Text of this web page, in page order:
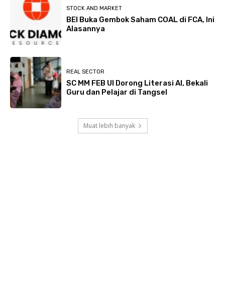
STOCK AND MARKET
BEI Buka Gembok Saham COAL di FCA, Ini
Alasannya
REAL SECTOR
SC MM FEB UI Dorong Literasi AI, Bekali
Guru dan Pelajar di Tangsel
Muat lebih banyak